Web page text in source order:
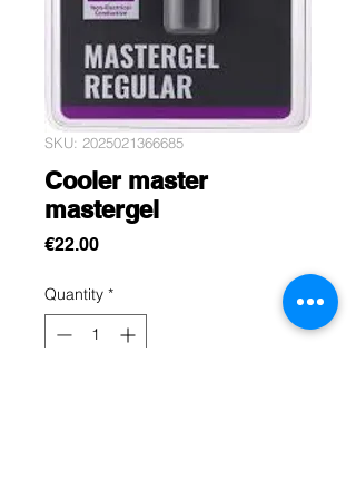
SKU: 2025021366685
Cooler master
mastergel
€22.00Price
Quantity *